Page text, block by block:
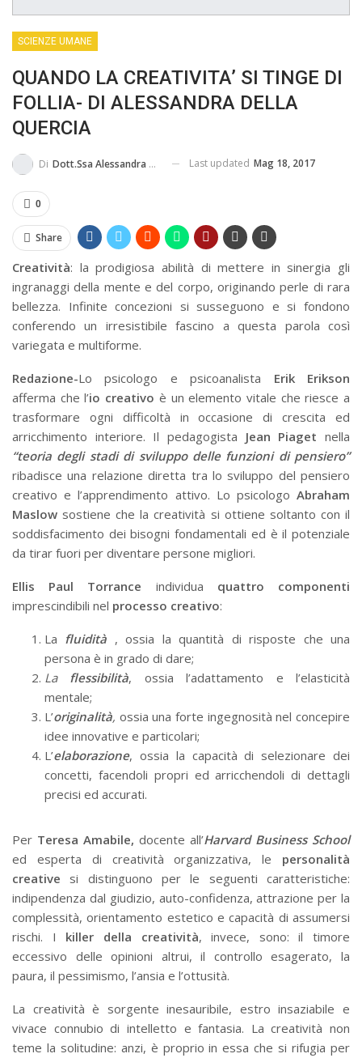
SCIENZE UMANE
QUANDO LA CREATIVITA’ SI TINGE DI
FOLLIA- DI ALESSANDRA DELLA
QUERCIA
Di Dott.ssa Alessandra Della Quercia Last updated Mag 18, 2017
0
Share
Creatività: la prodigiosa abilità di mettere in sinergia gli
ingranaggi della mente e del corpo, originando perle di rara
bellezza. Infinite concezioni si susseguono e si fondono
conferendo un irresistibile fascino a questa parola così
variegata e multiforme.
Redazione-Lo psicologo e psicoanalista Erik Erikson
afferma che l’io creativo è un elemento vitale che riesce a
trasformare ogni difficoltà in occasione di crescita ed
arricchimento interiore. Il pedagogista Jean Piagetnella
“teoria degli stadi di sviluppo delle funzioni di pensiero”
ribadisce una relazione diretta tra lo sviluppo del pensiero
creativo e l’apprendimento attivo. Lo psicologo Abraham
Maslow sostiene che la creatività si ottiene soltanto con il
soddisfacimento dei bisogni fondamentali ed è il potenziale
da tirar fuori per diventare persone migliori.
Ellis Paul Torrance individua quattro componenti
imprescindibili nel processo creativo:
La fluidità , ossia la quantità di risposte che una
persona è in grado di dare;
Laflessibilità, ossia l’adattamento e l’elasticità
mentale;
L’originalità, ossia una forte ingegnosità nel concepire
idee innovative e particolari;
L’elaborazione, ossia la capacità di selezionare dei
concetti, facendoli propri ed arricchendoli di dettagli
precisi ed accurati.
Per Teresa Amabile, docente all’Harvard Business School
ed esperta di creatività organizzativa, le personalità
creative si distinguono per le seguenti caratteristiche:
indipendenza dal giudizio, auto-confidenza, attrazione per la
complessità, orientamento estetico e capacità di assumersi
rischi. I killer della creatività, invece, sono: il timore
eccessivo delle opinioni altrui, il controllo esagerato, la
paura, il pessimismo, l’ansia e l’ottusità.
La creatività è sorgente inesauribile, estro insaziabile e
vivace connubio di intelletto e fantasia. La creatività non
teme la solitudine: anzi, è proprio in essa che si rifugia per